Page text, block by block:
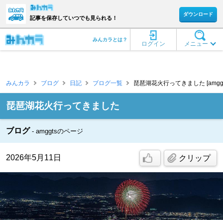
記事を保存していつでも見られる！
ダウンロード
メニュー
ログイン
みんカラとは？
みんカラ ブログ 日記 ブログ一覧 琵琶湖花火行ってきました
琵琶湖花火行ってきました
ブログ amggtsのページ
2026年5月11日 クリップ